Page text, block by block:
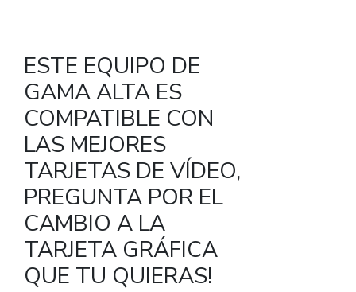
ESTE EQUIPO DE
GAMA ALTA ES
COMPATIBLE CON
LAS MEJORES
TARJETAS DE VÍDEO,
PREGUNTA POR EL
CAMBIO A LA
TARJETA GRÁFICA
QUE TU QUIERAS!